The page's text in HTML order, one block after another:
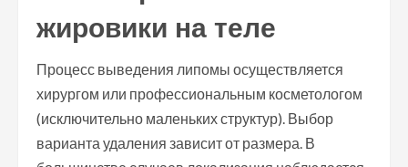
жировики на теле
Процесс выведения липомы осуществляется
хирургом или профессиональным косметологом
(исключительно маленьких структур). Выбор
варианта удаления зависит от размера. В